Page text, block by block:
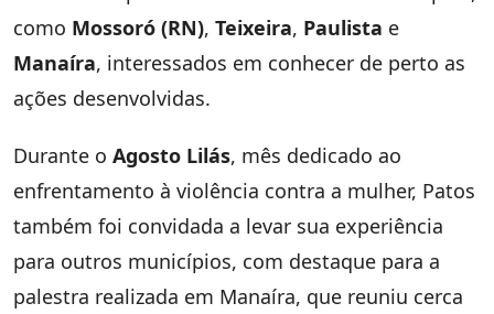
como Mossoró (RN), Teixeira, Paulista e
Manaíra, interessados em conhecer de perto as
ações desenvolvidas.
Durante o Agosto Lilás, mês dedicado ao
enfrentamento à violência contra a mulher, Patos
também foi convidada a levar sua experiência
para outros municípios, com destaque para a
palestra realizada em Manaíra, que reuniu cerca